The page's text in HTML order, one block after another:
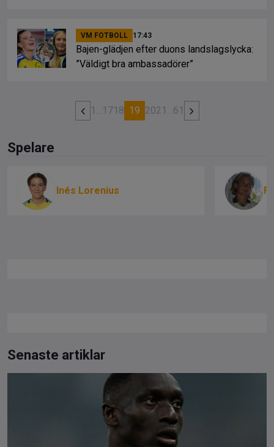
VM FOTBOLL 17:43
Bajen-glädjen efter duons landslagslycka:
”Väldigt bra ambassadörer”
1 …1718 19 2021 …61
Spelare
Inés Lorenius
Senaste artiklar